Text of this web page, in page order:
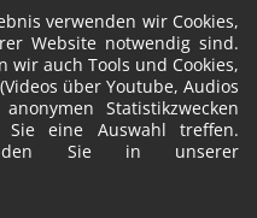
verwenden wir Cookies,
Website notwendig sind.
auch Tools und Cookies,
über Youtube, Audios
Statistikzwecken
eine Auswahl treffen.
Sie in unserer